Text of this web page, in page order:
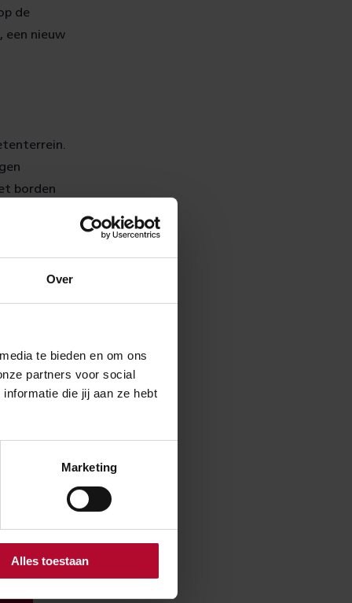
Over
te bieden en om ons
partners voor social
die jij aan ze hebt
Marketing
Alles toestaan
de
een nieuw
borden